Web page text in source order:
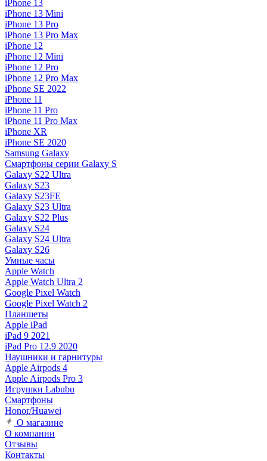
iPhone 13
iPhone 13 Mini
iPhone 13 Pro
iPhone 13 Pro Max
iPhone 12
iPhone 12 Mini
iPhone 12 Pro
iPhone 12 Pro Max
iPhone SE 2022
iPhone 11
iPhone 11 Pro
iPhone 11 Pro Max
iPhone XR
iPhone SE 2020
Samsung Galaxy
Смартфоны серии Galaxy S
Galaxy S22 Ultra
Galaxy S23
Galaxy S23FE
Galaxy S23 Ultra
Galaxy S22 Plus
Galaxy S24
Galaxy S24 Ultra
Galaxy S26
Умные часы
Apple Watch
Apple Watch Ultra 2
Google Pixel Watch
Google Pixel Watch 2
Планшеты
Apple iPad
iPad 9 2021
iPad Pro 12.9 2020
Наушники и гарнитуры
Apple Airpods 4
Apple Airpods Pro 3
Игрушки Labubu
Смартфоны
Honor/Huawei
О магазине
О компании
Отзывы
Контакты